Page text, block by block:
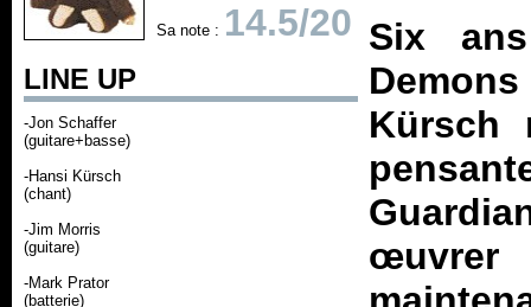
Sa note : 14.5/20
LINE UP
-Jon Schaffer
(guitare+basse)
-Hansi Kürsch
(chant)
-Jim Morris
(guitare)
-Mark Prator
(batterie)
Six
Kürsch
œuvrer